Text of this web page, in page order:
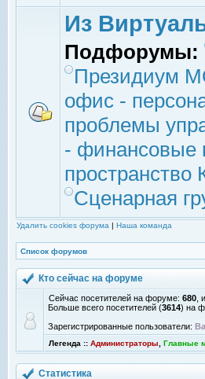
Из
Подфорумы:
Президиум
офис -
проблемы
- финансовые
пространство
Сценарная
Удалить cookies форума | Наша команда
Список форумов
Кто сейчас на форуме
Сейчас посетителей на форуме: 680 ,
Больше всего посетителей (3614) на
Зарегистрированные пользователи:
Легенда :: Администраторы Главные
Статистика